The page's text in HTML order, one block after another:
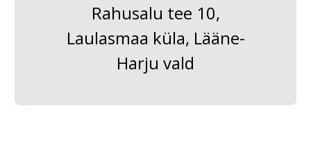
Rahusalu tee 10,
Laulasmaa küla, Lääne-
Harju vald